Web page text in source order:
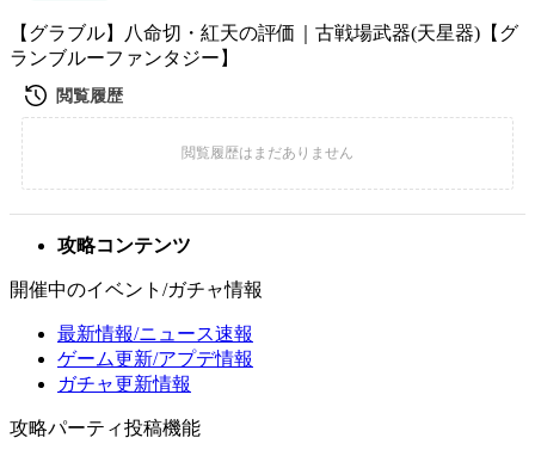
【グラブル】八命切・紅天の評価｜古戦場武器(天星器)【グ
ランブルーファンタジー】
攻略コンテンツ
開催中のイベント/ガチャ情報
最新情報/ニュース速報
ゲーム更新/アプデ情報
ガチャ更新情報
攻略パーティ投稿機能